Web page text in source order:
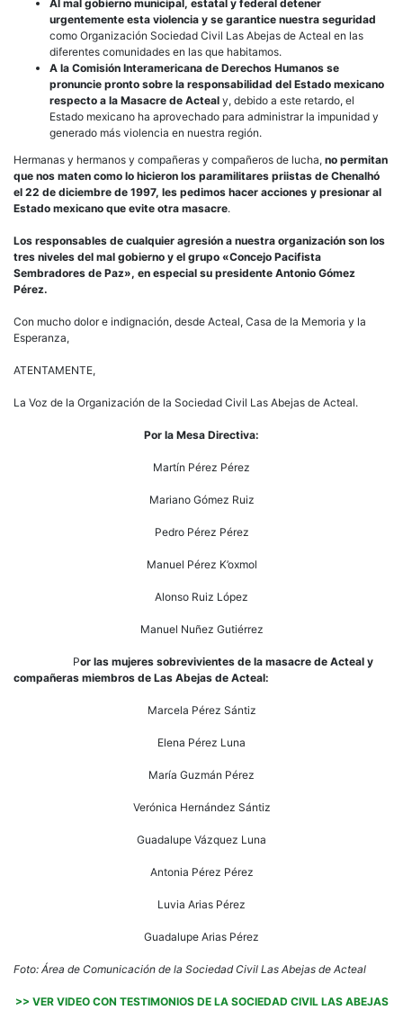
Al mal gobierno municipal, estatal y federal detener
urgentemente esta violencia y se garantice nuestra seguridad
como Organización Sociedad Civil Las Abejas de Acteal en las
diferentes comunidades en las que habitamos.
A la Comisión Interamericana de Derechos Humanos se
pronuncie pronto sobre la responsabilidad del Estado mexicano
respecto a la Masacre de Acteal y, debido a este retardo, el
Estado mexicano ha aprovechado para administrar la impunidad y
generado más violencia en nuestra región.
Hermanas y hermanos y compañeras y compañeros de lucha, no permitan
que nos maten como lo hicieron los paramilitares priistas de Chenalhó
el 22 de diciembre de 1997, les pedimos hacer acciones y presionar al
Estado mexicano que evite otra masacre.
Los responsables de cualquier agresión a nuestra organización son los
tres niveles del mal gobierno y el grupo «Concejo Pacifista
Sembradores de Paz», en especial su presidente Antonio Gómez
Pérez.
Con mucho dolor e indignación, desde Acteal, Casa de la Memoria y la
Esperanza,
ATENTAMENTE,
La Voz de la Organización de la Sociedad Civil Las Abejas de Acteal.
Por la Mesa Directiva:
Martín Pérez Pérez
Mariano Gómez Ruiz
Pedro Pérez Pérez
Manuel Pérez K’oxmol
Alonso Ruiz López
Manuel Nuñez Gutiérrez
Por las mujeres sobrevivientes de la masacre de Acteal y
compañeras miembros de Las Abejas de Acteal:
Marcela Pérez Sántiz
Elena Pérez Luna
María Guzmán Pérez
Verónica Hernández Sántiz
Guadalupe Vázquez Luna
Antonia Pérez Pérez
Luvia Arias Pérez
Guadalupe Arias Pérez
Foto: Área de Comunicación de la Sociedad Civil Las Abejas de Acteal
>> VER VIDEO CON TESTIMONIOS DE LA SOCIEDAD CIVIL LAS ABEJAS